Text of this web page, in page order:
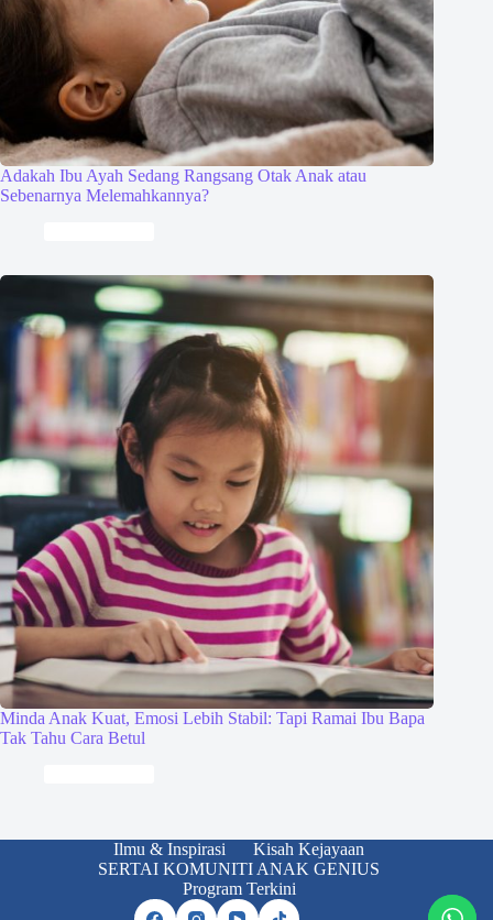
Adakah Ibu Ayah Sedang Rangsang Otak Anak atau
Sebenarnya Melemahkannya?
Minda Anak Kuat, Emosi Lebih Stabil: Tapi Ramai Ibu Bapa
Tak Tahu Cara Betul
Ilmu & Inspirasi
Kisah Kejayaan
SERTAI KOMUNITI ANAK GENIUS
Program Terkini